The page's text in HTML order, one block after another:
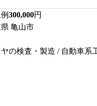
300,000円
亀山市
の検査・製造 / 自動車系